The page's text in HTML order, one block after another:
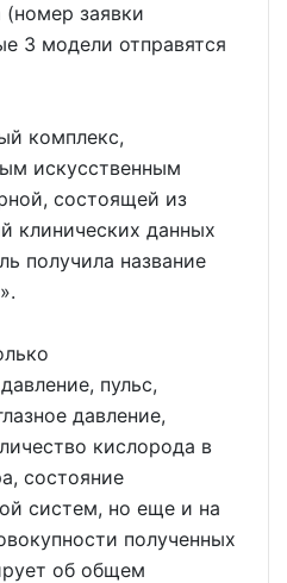
(номер заявки
3 модели отправятся
комплекс,
искусственным
состоящей из
клинических данных
получила название
пульс,
давление,
кислорода в
состояние
систем, но еще и на
полученных
об общем